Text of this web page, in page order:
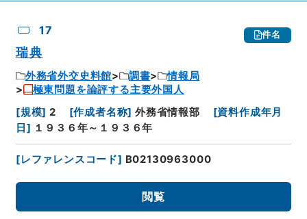
17 件名
瑞典
外務省外交史料館 調書
情報局
極東問題を論評する主要外国人
[規模] 2 [作成者名称] 外務省情報部 [資料作成年月
日 ] １９３６年～１９３６年
[レファレンスコード] B02130963000
閲覧